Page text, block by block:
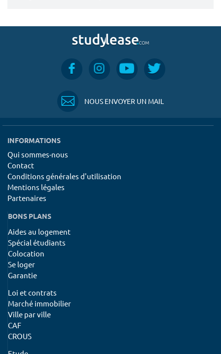
NOUS ENVOYER UN MAIL
INFORMATIONS
Qui sommes-nous
Contact
Conditions générales d'utilisation
Mentions légales
Partenaires
BONS PLANS
Aides au logement
Spécial étudiants
Colocation
Se loger
Garantie
Loi et contrats
Marché immobilier
Ville par ville
CAF
CROUS